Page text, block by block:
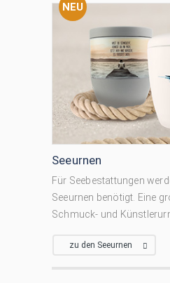
NEU
Seeurnen
Für Seebestattungen
Seeurnen benötigt. Eine
Schmuck- und
zu den Seeurnen